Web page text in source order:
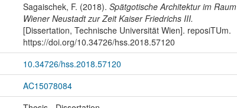
Sagaischek, F. (2018). Spätgotische Architektur im Raum
Wiener Neustadt zur Zeit Kaiser Friedrichs III.
[Dissertation, Technische Universität Wien]. reposiTUm.
https://doi.org/10.34726/hss.2018.57120
10.34726/hss.2018.57120
AC15078084